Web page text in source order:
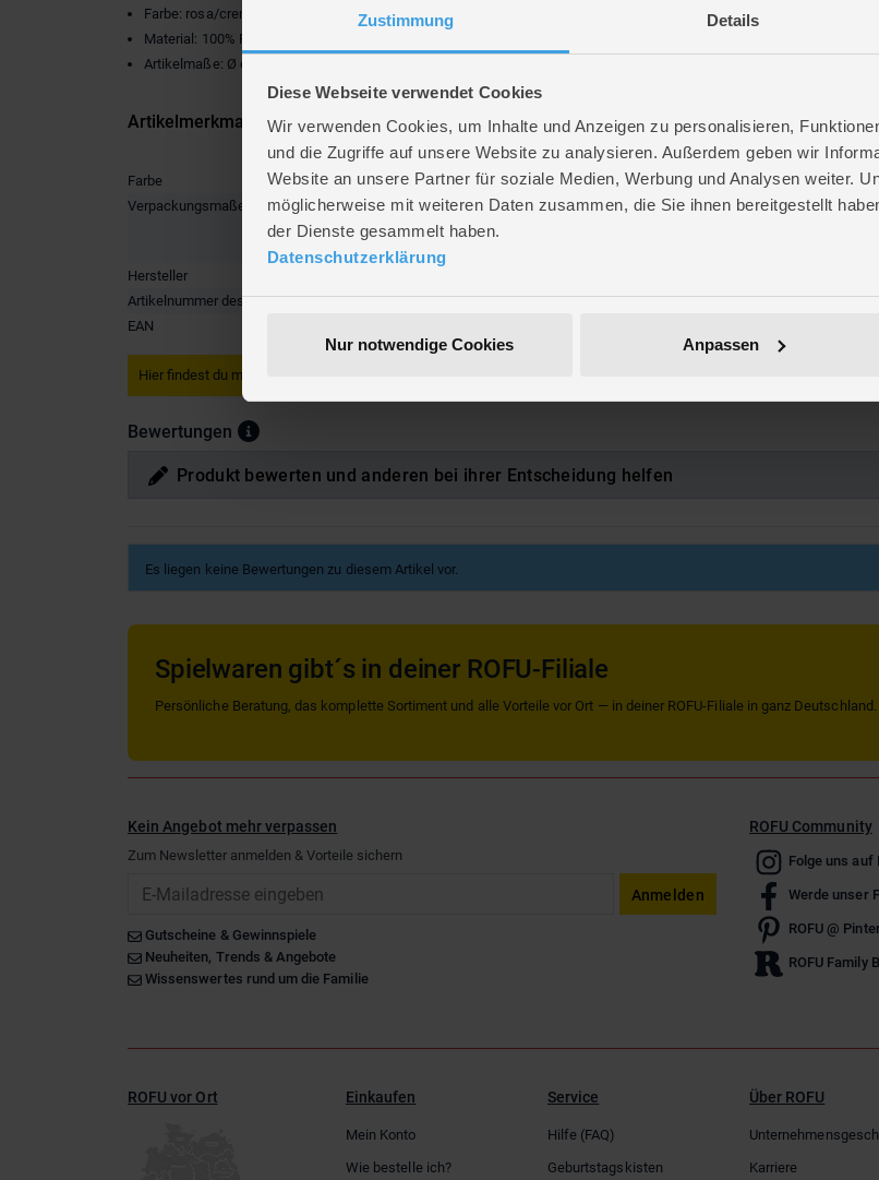
Zustimmung Details
Diese Webseite verwendet Cookies
Wir verwenden Cookies, um Inhalte und Anzeigen zu personalisieren,
und die Zugriffe auf unsere Website zu analysieren. Außerdem geben wir
Website an unsere Partner für soziale Medien, Werbung und Analysen weiter.
möglicherweise mit weiteren Daten zusammen, die Sie ihnen bereitgestellt
der Dienste gesammelt haben.
Datenschutzerklärung
Nur notwendige Cookies Anpassen
Farbe: rosa/creme oder grau/creme
Material: 100% Polyester
Artikelmaße: Ø ca. 55 cm
Artikelmerkmale
Farbe braun, grau ,rosa
Verpackungsmaße
Länge ca. 58,4 cm
Breite ca. 26,3 cm
Hersteller
Artikelnummer des Herstellers
559000030
EAN
Hier findest du mehr
Bewertungen
Produkt bewerten und anderen bei ihrer Entscheidung helfen
Es liegen keine Bewertungen zu diesem Artikel vor.
Spielwaren gibt´s in deiner ROFU-Filiale
Persönliche Beratung, das komplette Sortiment und alle Vorteile vor Ort — in deiner ROFU-Filiale in ganz Deutschland.
Kein Angebot mehr verpassen
Zum Newsletter anmelden & Vorteile sichern
Anmelden
Gutscheine & Gewinnspiele
Neuheiten, Trends & Angebote
Wissenswertes rund um die Familie
ROFU Community
Folge uns auf
Werde unser
ROFU @
ROFU Family
ROFU vor Ort Einkaufen
Mein Konto
Wie bestelle ich?
Service
Hilfe (FAQ)
Geburtstagskisten
Über ROFU
Karriere